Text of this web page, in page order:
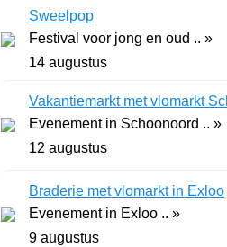
Sweelpop
Festival voor jong en oud .. »
14 augustus
Vakantiemarkt met vlomarkt
Evenement in Schoonoord .. »
12 augustus
Braderie met vlomarkt in Exloo
Evenement in Exloo .. »
9 augustus